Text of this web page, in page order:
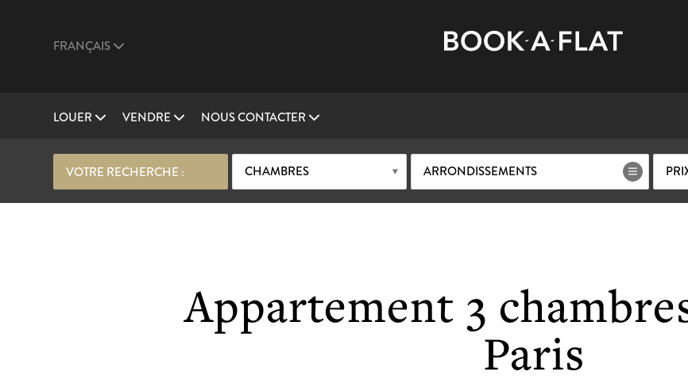
FRANÇAIS
LOUER VENDRE NOUS CONTACTER
VOTRE RECHERCHE : CHAMBRES ARRONDISSEMENTS
Appartement 3
Paris